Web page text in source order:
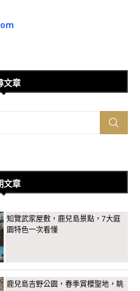
文章
文章
知覽武家屋敷，鹿兒島景點，7大庭
園特色一次看懂
鹿兒島吉野公園，春季賞櫻聖地，眺